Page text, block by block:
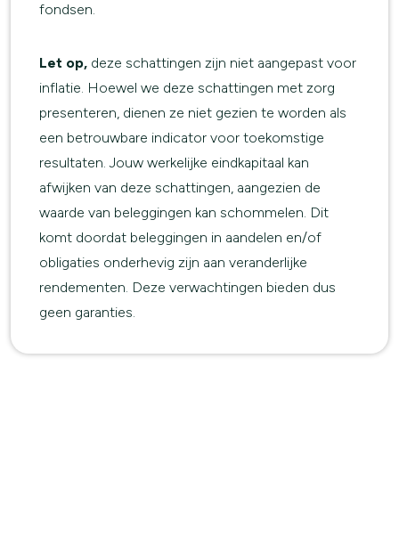
fondsen.
Let op, deze schattingen zijn niet aangepast voor
inflatie. Hoewel we deze schattingen met zorg
presenteren, dienen ze niet gezien te worden als
een betrouwbare indicator voor toekomstige
resultaten. Jouw werkelijke eindkapitaal kan
afwijken van deze schattingen, aangezien de
waarde van beleggingen kan schommelen. Dit
komt doordat beleggingen in aandelen en/of
obligaties onderhevig zijn aan veranderlijke
rendementen. Deze verwachtingen bieden dus
geen garanties.